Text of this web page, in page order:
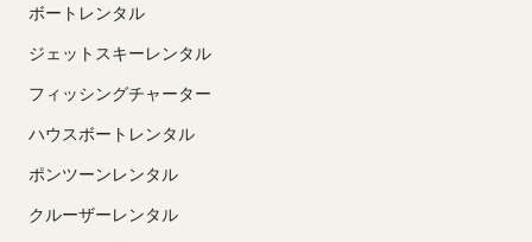
ボートレンタル
ジェットスキーレンタル
フィッシングチャーター
ハウスボートレンタル
ポンツーンレンタル
クルーザーレンタル